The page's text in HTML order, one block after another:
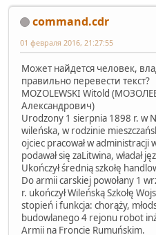
command.cdr
01 февраля 2016, 21:27:55
Может найдется человек,
правильно перевести текст?
MOZOLEWSKI Witold
Александрович)
Urodzony 1 sierpnia 1898 r. w
wileńska, w rodzinie
ojciec pracował w administracji
podawał się zaLitwina, władał
Ukończył średnią szkołę
Do armii carskiej powołany 1
r. ukończył Wileńską Szkołę
stopień i funkcja: chorąży,
budowlanego 4 rejonu robot
Armii na Froncie Rumuńskim.